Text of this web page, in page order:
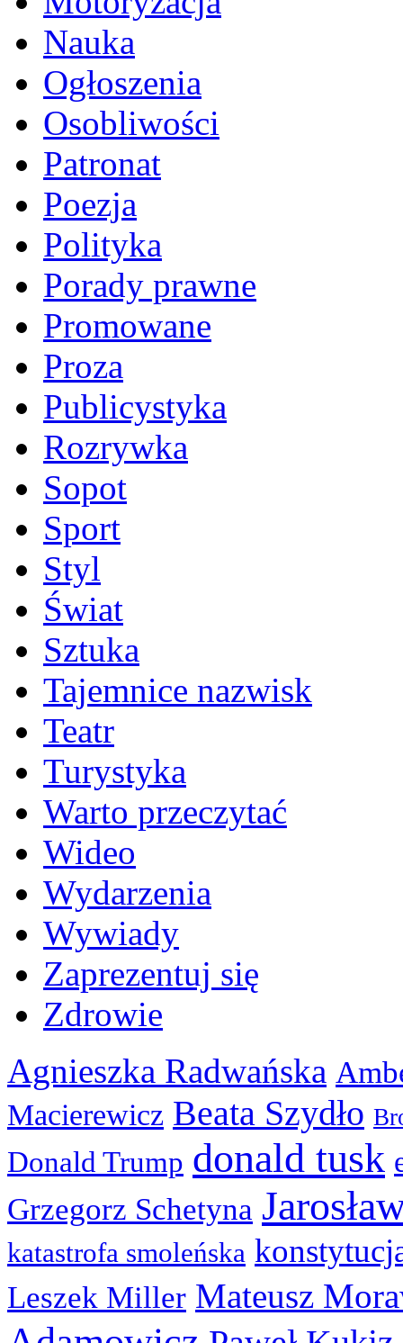
Nauka
Ogłoszenia
Osobliwości
Patronat
Poezja
Polityka
Porady prawne
Promowane
Proza
Publicystyka
Rozrywka
Sopot
Sport
Styl
Świat
Sztuka
Tajemnice nazwisk
Teatr
Turystyka
Warto przeczytać
Wideo
Wydarzenia
Wywiady
Zaprezentuj się
Zdrowie
Agnieszka Radwańska
Macierewicz Beata Szydło
Donald Trump donald tusk
Grzegorz Schetyna
katastrofa smoleńska
Leszek Miller Mateusz